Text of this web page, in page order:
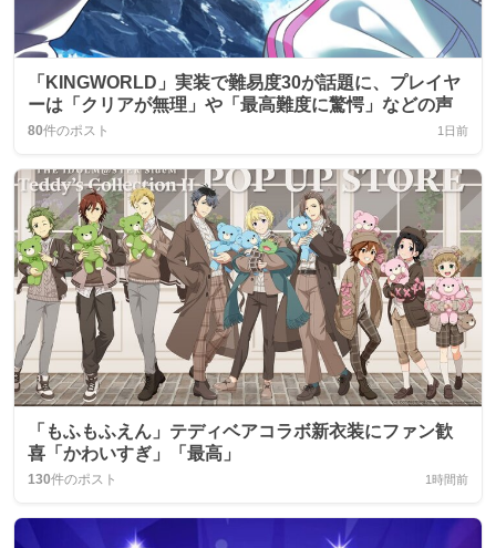
「KINGWORLD」実装で難易度30が話題に、プレイヤ
ーは「クリアが無理」や「最高難度に驚愕」などの声
80件のポスト 1日前
「もふもふえん」テディベアコラボ新衣装にファン歓
喜「かわいすぎ」「最高」
130件のポスト 1時間前